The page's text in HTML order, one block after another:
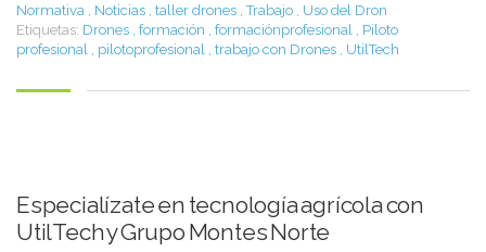
Normativa , Noticias , taller drones , Trabajo , Uso del Dron
Etiquetas: Drones , formación , formaciónprofesional , Piloto
profesional , pilotoprofesional , trabajo con Drones , UtilTech
Especialízate en tecnología agrícola con
UtilTech y Grupo Montes Norte